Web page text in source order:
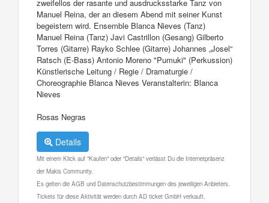
zweifellos der rasante und ausdrucksstarke Tanz von
Manuel Reina, der an diesem Abend mit seiner Kunst
begeistern wird. Ensemble Blanca Nieves (Tanz)
Manuel Reina (Tanz) Javi Castrillon (Gesang) Gilberto
Torres (Gitarre) Rayko Schlee (Gitarre) Johannes „Josel“
Ratsch (E-Bass) Antonio Moreno "Pumuki" (Perkussion)
Künstlerische Leitung / Regie / Dramaturgie /
Choreographie Blanca Nieves Veranstalterin: Blanca
Nieves
Rosas Negras
Details
Mit einem Klick auf "Kaufen" oder "Details" verlässt Du die Internetpräsenz
der Makis Community.
Es gelten die AGB und Datenschutzbestimmungen des jeweiligen Anbieters.
Tickets für diese Aktivität werden durch AD ticket GmbH verkauft.